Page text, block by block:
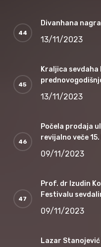
Divanhana
13/11/2023
Kraljica sevdaha
13/11/2023
Počela prodaja
revijalno veče
09/11/2023
Prof. dr Izudin
Festivalu
09/11/2023
Lazar